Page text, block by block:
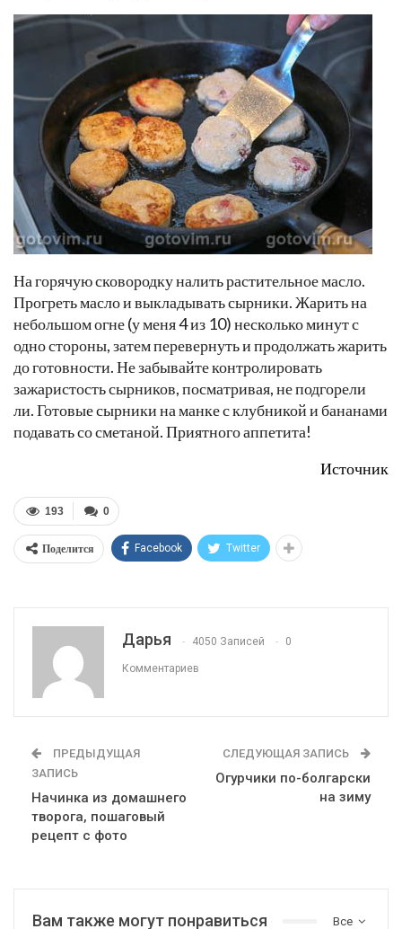
На горячую сковородку налить растительное масло.
Прогреть масло и выкладывать сырники. Жарить на
небольшом огне (у меня 4 из 10) несколько минут с
одно стороны, затем перевернуть и продолжать жарить
до готовности. Не забывайте контролировать
зажаристость сырников, посматривая, не подгорели
ли. Готовые сырники на манке с клубникой и бананами
подавать со сметаной. Приятного аппетита!
Источник
0
193
Поделится Facebook Twitter
Дарья 4050 Записей 0
Комментариев
ПРЕДЫДУЩАЯ
ЗАПИСЬ
Начинка из домашнего
творога, пошаговый
рецепт с фото
СЛЕДУЮЩАЯ ЗАПИСЬ
Огурчики по-болгарски
на зиму
Все
Вам также могут понравиться